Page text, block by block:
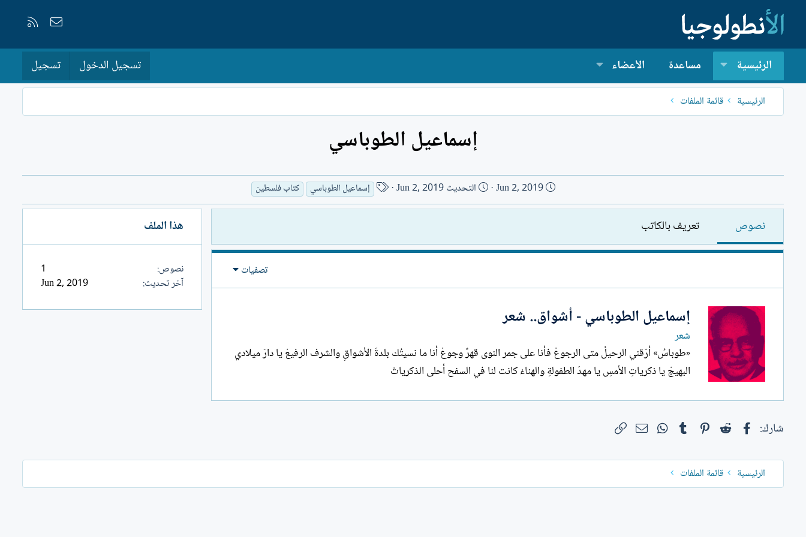
إتصل بنا
الرئيسية مساعدة الأعضاء تسجيل الدخول تسجيل
الرئيسية قائمة الملفات
إسماعيل الطوباسي
ت
ا
خ
إ
ش
ء
Jun 2, 2019 التحديث Jun 2, 2019
ا
س
ل
ت
إسماعيل الطوباسي كتاب فلسطين
نصوص تعريف بالكاتب
تصفيات
إسماعيل الطوباسي - أشواق.. شعر
شعر
«طوباسُ» أرّقني الرحيلُ متى الرجوعْ فأنا على جمر النوى قهرٌ وجوعْ أنا ما نسيتُك بلدةَ الأشواقِ والشرف الرفيعْ يا دارَ ميلادي
البهيجْ يا ذكرياتِ الأمسِ يا مهدَ الطفولةِ والهناءْ كانت لنا في السفح أحلى الذكرياتْ
شارك: فيسبوكReddit
Pinterest
Tumblr
WhatsAppالبريد الإلكتروني
هذا الملف
نصوص
1
آخر تحديث
Jun 2, 2019
الرئيسية قائمة الملفات